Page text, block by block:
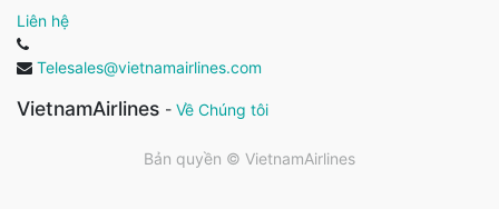
Liên hệ
Telesales@vietnamairlines.com
VietnamAirlines - Về Chúng tôi
Bản quyền © VietnamAirlines